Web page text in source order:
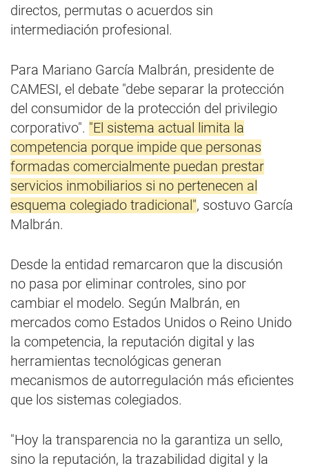
directos, permutas o acuerdos sin
intermediación profesional.
Para Mariano García Malbrán, presidente de
CAMESI, el debate "debe separar la protección
del consumidor de la protección del privilegio
corporativo". "El sistema actual limita la
competencia porque impide que personas
formadas comercialmente puedan prestar
servicios inmobiliarios si no pertenecen al
esquema colegiado tradicional", sostuvo García
Malbrán.
Desde la entidad remarcaron que la discusión
no pasa por eliminar controles, sino por
cambiar el modelo. Según Malbrán, en
mercados como Estados Unidos o Reino Unido
la competencia, la reputación digital y las
herramientas tecnológicas generan
mecanismos de autorregulación más eficientes
que los sistemas colegiados.
"Hoy la transparencia no la garantiza un sello,
sino la reputación, la trazabilidad digital y la